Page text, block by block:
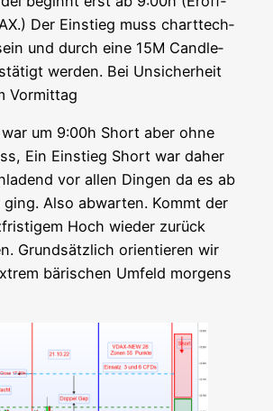
Der Ein­stieg muss chart­tech­
und durch eine 15M Cand­le­
wer­den. Bei Unsi­cher­heit
Vormittag
war um 9:00h Short aber ohne
Ein Ein­stieg Short war daher
vor allen Din­gen da es ab
Also abwar­ten. Kommt der
Hoch wie­der zurück
Grund­sätz­lich ori­en­tie­ren wir
bäri­schen Umfeld mor­gens